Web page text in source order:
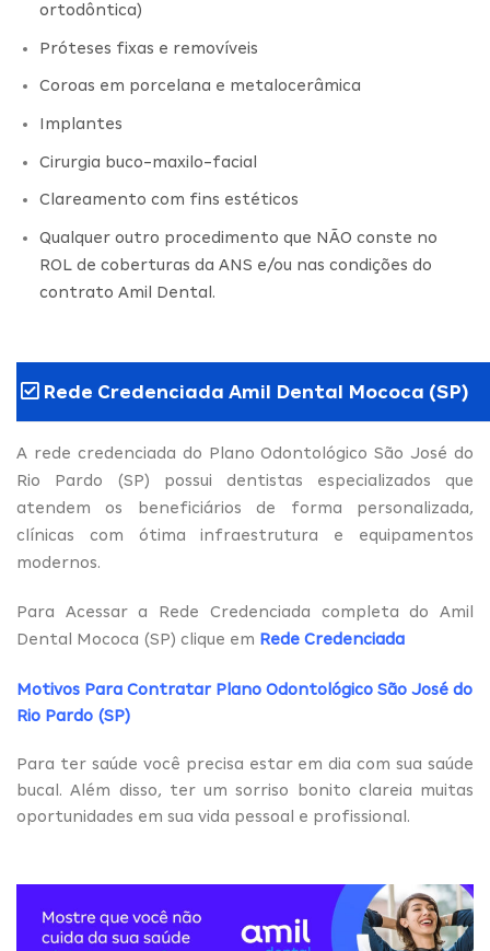
ortodôntica)
Próteses fixas e removíveis
Coroas em porcelana e metalocerâmica
Implantes
Cirurgia buco-maxilo-facial
Clareamento com fins estéticos
Qualquer outro procedimento que NÃO conste no
ROL de coberturas da ANS e/ou nas condições do
contrato Amil Dental.
Rede Credenciada Amil Dental Mococa (SP)
A rede credenciada do Plano Odontológico São José do
Rio Pardo (SP) possui dentistas especializados que
atendem os beneficiários de forma personalizada,
clínicas com ótima infraestrutura e equipamentos
modernos.
Para Acessar a Rede Credenciada completa do Amil
Dental Mococa (SP) clique em Rede Credenciada
Motivos Para Contratar Plano Odontológico São José do
Rio Pardo (SP)
Para ter saúde você precisa estar em dia com sua saúde
bucal. Além disso, ter um sorriso bonito clareia muitas
oportunidades em sua vida pessoal e profissional.